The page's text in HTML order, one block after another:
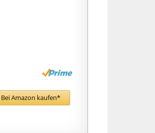
Bei Amazon kaufen*